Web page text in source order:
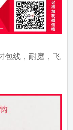
包线，耐磨，飞